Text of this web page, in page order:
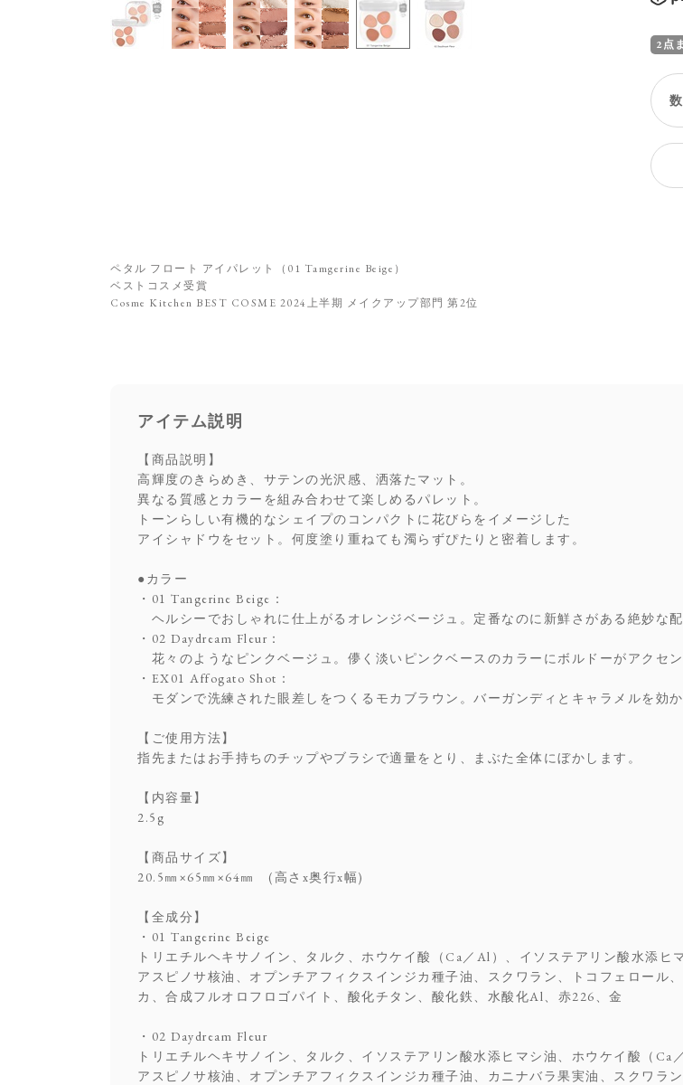
2点
ペタル フロート アイパレット（01 Tamgerine Beige）
ベストコスメ受賞
Cosme Kitchen BEST COSME 2024上半期 メイクアップ部門 第2位
アイテム説明
【商品説明】
高輝度のきらめき、サテンの光沢感、洒落たマット。
異なる質感とカラーを組み合わせて楽しめるパレット。
トーンらしい有機的なシェイプのコンパクトに花びらをイメージした
アイシャドウをセット。何度塗り重ねても濁らずぴたりと密着します。
●カラー
・01 Tangerine Beige：
ヘルシーでおしゃれに仕上がるオレンジベージュ。定番なのに新鮮さがある絶妙な
・02 Daydream Fleur：
花々のようなピンクベージュ。儚く淡いピンクベースのカラーにボルドーがアクセ
・EX01 Affogato Shot：
モダンで洗練された眼差しをつくるモカブラウン。バーガンディとキャラメルを効か
【ご使用方法】
指先またはお手持ちのチップやブラシで適量をとり、まぶた全体にぼかします。
【内容量】
2.5g
【商品サイズ】
20.5㎜×65㎜×64㎜ (高さx奥行x幅)
【全成分】
・01 Tangerine Beige
トリエチルヘキサノイン、タルク、ホウケイ酸（Ca／Al）、イソステアリン酸水添
アスピノサ核油、オプンチアフィクスインジカ種子油、スクワラン、トコフェロール
カ、合成フルオロフロゴパイト、酸化チタン、酸化鉄、水酸化Al、赤226、金
・02 Daydream Fleur
トリエチルヘキサノイン、タルク、イソステアリン酸水添ヒマシ油、ホウケイ酸（
アスピノサ核油、オプンチアフィクスインジカ種子油、カニナバラ果実油、スクワラ